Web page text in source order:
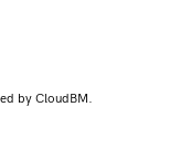
by CloudBM.